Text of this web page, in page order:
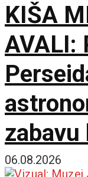
KIŠA
AVALI:
zabavu
tornja
06.08.2026